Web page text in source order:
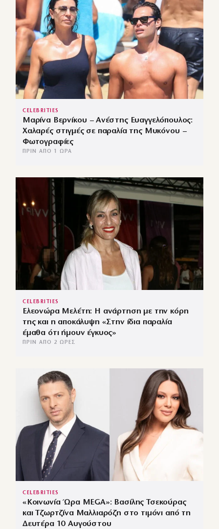
CELEBRITIES
Μαρίνα Βερνίκου – Ανέστης Ευαγγελόπουλος:
Χαλαρές στιγμές σε παραλία της Μυκόνου –
Φωτογραφίες
ΠΡΙΝ ΑΠΌ 1 ΏΡΑ
CELEBRITIES
Ελεονώρα Μελέτη: Η ανάρτηση με την κόρη
της και η αποκάλυψη «Στην ίδια παραλία
έμαθα ότι ήμουν έγκυος»
ΠΡΙΝ ΑΠΌ 2 ΏΡΕΣ
CELEBRITIES
«Κοινωνία Ώρα MEGA»: Βασίλης Τσεκούρας
και Τζωρτζίνα Μαλλιαρόζη στο τιμόνι από τη
Δευτέρα 10 Αυγούστου